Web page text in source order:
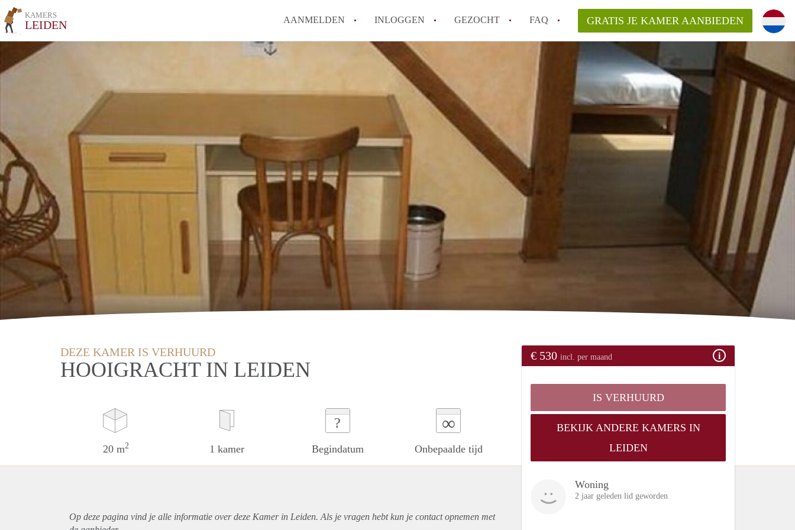
KAMERS
LEIDEN AANMELDEN INLOGGEN GEZOCHT FAQ
Tips: om in Leiden een kamer te vinden!
How to translate KamersLeiden!
Wat is KamersLeiden?
Wat is de privacyverklaring van KamersLeiden?
Berekent KamersLeiden makelaarsvergoeding/bemiddelingsvergoeding?
Alle veelgestelde vragen
GRATIS JE KAMER AANBIEDEN
DEZE KAMER IS VERHUURD
HOOIGRACHT IN LEIDEN
20 m2 1 kamer
?
Begindatum
∞
Onbepaalde tijd
€ 530 incl. per maand
IS VERHUURD
BEKIJK ANDERE KAMERS IN
LEIDEN
Woning
2 jaar geleden lid geworden
Op deze pagina vind je alle informatie over deze Kamer in Leiden. Als je vragen hebt kun je contact opnemen met